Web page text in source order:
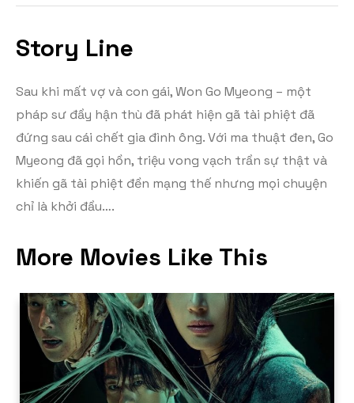
Story Line
Sau khi mất vợ và con gái, Won Go Myeong – một
pháp sư đầy hận thù đã phát hiện gã tài phiệt đã
đứng sau cái chết gia đình ông. Với ma thuật đen, Go
Myeong đã gọi hồn, triệu vong vạch trần sự thật và
khiến gã tài phiệt đền mạng thế nhưng mọi chuyện
chỉ là khởi đầu….
More Movies Like This